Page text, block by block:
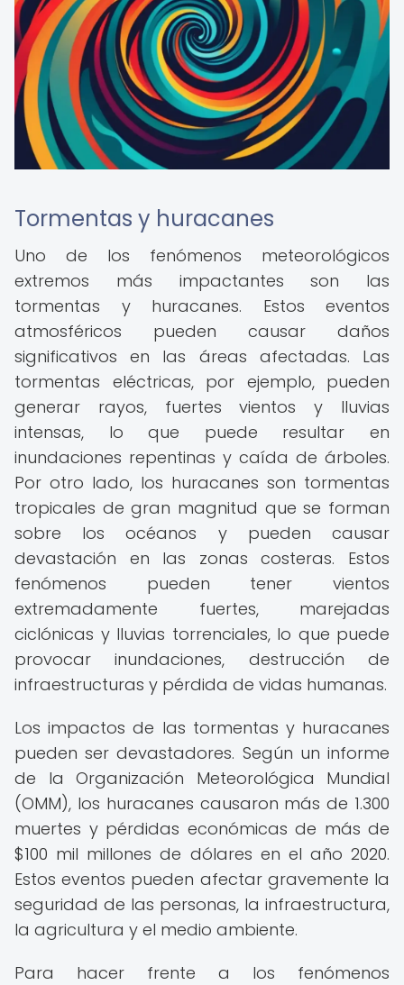
Tormentas y huracanes
Uno de los fenómenos meteorológicos
extremos más impactantes son las
tormentas y huracanes. Estos eventos
atmosféricos pueden causar daños
significativos en las áreas afectadas. Las
tormentas eléctricas, por ejemplo, pueden
generar rayos, fuertes vientos y lluvias
intensas, lo que puede resultar en
inundaciones repentinas y caída de árboles.
Por otro lado, los huracanes son tormentas
tropicales de gran magnitud que se forman
sobre los océanos y pueden causar
devastación en las zonas costeras. Estos
fenómenos pueden tener vientos
extremadamente fuertes, marejadas
ciclónicas y lluvias torrenciales, lo que puede
provocar inundaciones, destrucción de
infraestructuras y pérdida de vidas humanas.
Los impactos de las tormentas y huracanes
pueden ser devastadores. Según un informe
de la Organización Meteorológica Mundial
(OMM), los huracanes causaron más de 1.300
muertes y pérdidas económicas de más de
$100 mil millones de dólares en el año 2020.
Estos eventos pueden afectar gravemente la
seguridad de las personas, la infraestructura,
la agricultura y el medio ambiente.
Para hacer frente a los fenómenos